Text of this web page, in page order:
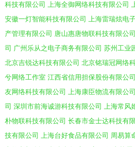
科技有限公司
上海全御网络科技有限公司
安徽一灯智能科技有限公司
上海雷瑞炫电
产管理有限公司 唐山惠唐物联科技有限公司
司 广州乐从之电子商务有限公司 苏州工业
北京吉锐达科技有限公司 北京铭瑞冠网络
兮网络工作室 江西省信用担保股份有限公司
友网络科技有限公司
上海康臣物流有限公司
司 深圳市前海诚游科技有限公司 上海常风
朴物联科技有限公司 长春市金士达科技有
技有限公司
上海台好食品有限公司 周易算